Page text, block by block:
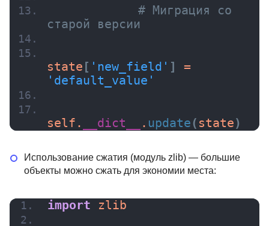
# Миграция со
старой версии
state [ 'new_field' ]
'default_value'
self. __dict__ . update ( state)
Использование сжатия (модуль zlib) — большие
объекты можно сжать для экономии места:
import zlib